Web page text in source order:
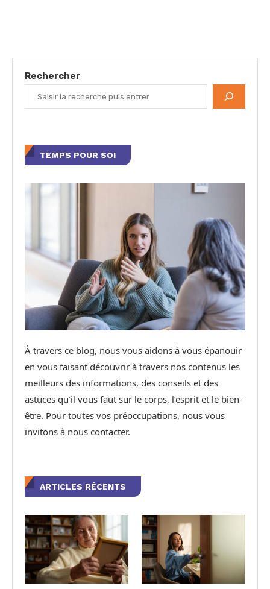
Rechercher
TEMPS POUR SOI
À travers ce blog, nous vous aidons à vous épanouir
en vous faisant découvrir à travers nos contenus les
meilleurs des informations, des conseils et des
astuces qu’il vous faut sur le corps, l’esprit et le bien-
être. Pour toutes vos préoccupations, nous vous
invitons à nous contacter.
ARTICLES RÉCENTS